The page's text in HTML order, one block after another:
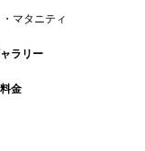
マタニティ
ラリー
金